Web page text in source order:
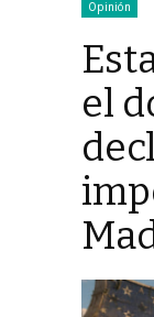
Opinión
el